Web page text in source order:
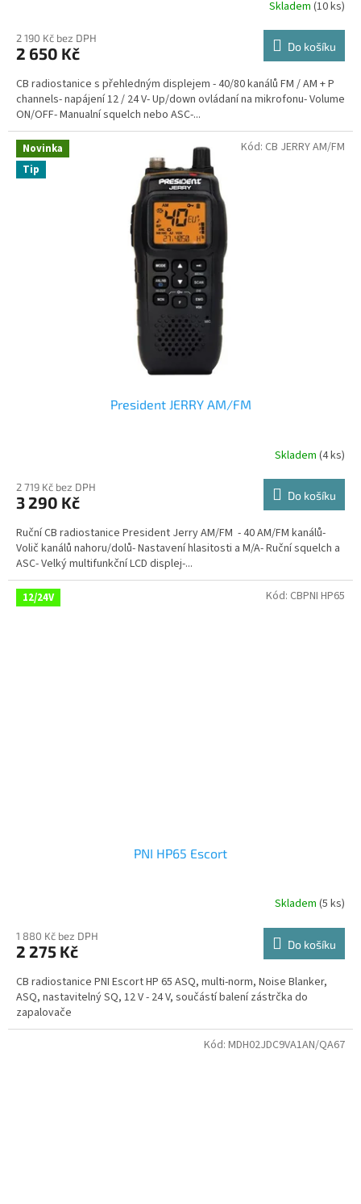
produktu
je
z
5
hvězdiček.
Skladem(10 ks)
2 190 Kč bez DPH
2 650 Kč Do košíku
CB radiostanice s přehledným displejem - 40/80 kanálů FM / AM + P
channels- napájení 12 / 24 V- Up/down ovládaní na mikrofonu- Volume
ON/OFF- Manualní squelch nebo ASC-...
Novinka
Tip
President JERRY AM/FM
produktu
je
z
5
hvězdiček.
Skladem(4 ks)
2 719 Kč bez DPH
3 290 Kč Do košíku
Ruční CB radiostanice President Jerry AM/FM - 40 AM/FM kanálů-
Volič kanálů nahoru/dolů- Nastavení hlasitosti a M/A- Ruční squelch a
ASC- Velký multifunkční LCD displej-...
Kód: CB JERRY AM/FM
12/24V
PNI HP65 Escort
Skladem (5 ks)
1 880 Kč bez DPH
2 275 Kč Do košíku
CB radiostanice PNI Escort HP 65 ASQ, multi-norm, Noise Blanker,
ASQ, nastavitelný SQ, 12 V - 24 V, součástí balení zástrčka do
zapalovače
Kód: CBPNI HP65
Kód: MDH02JDC9VA1AN/QA67